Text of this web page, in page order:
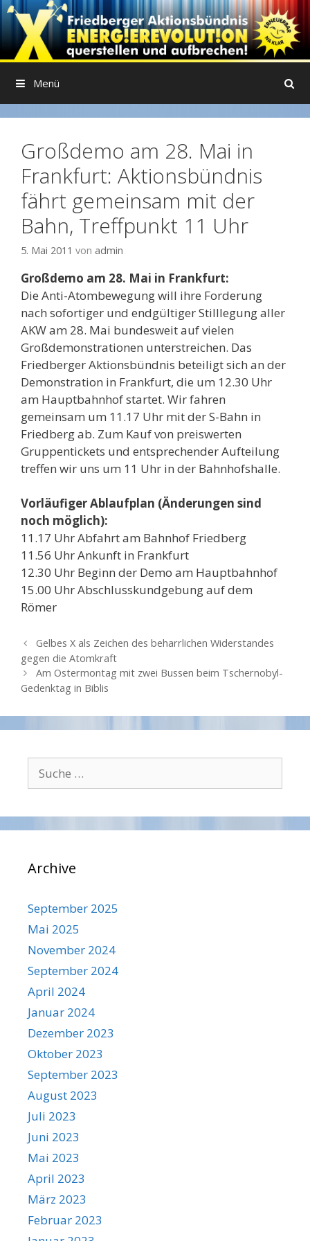
Springe
zum
Inhalt
Menü
Großdemo am 28. Mai in
Frankfurt: Aktionsbündnis
fährt gemeinsam mit der
Bahn, Treffpunkt 11 Uhr
5. Mai 2011 von admin
Großdemo am 28. Mai in Frankfurt:
Die Anti-Atombewegung will ihre Forderung
nach sofortiger und endgültiger Stilllegung aller
AKW am 28. Mai bundesweit auf vielen
Großdemonstrationen unterstreichen. Das
Friedberger Aktionsbündnis beteiligt sich an der
Demonstration in Frankfurt, die um 12.30 Uhr
am Hauptbahnhof startet. Wir fahren
gemeinsam um 11.17 Uhr mit der S-Bahn in
Friedberg ab. Zum Kauf von preiswerten
Gruppentickets und entsprechender Aufteilung
treffen wir uns um 11 Uhr in der Bahnhofshalle.
Vorläufiger Ablaufplan (Änderungen sind
noch möglich):
11.17 Uhr Abfahrt am Bahnhof Friedberg
11.56 Uhr Ankunft in Frankfurt
12.30 Uhr Beginn der Demo am Hauptbahnhof
15.00 Uhr Abschlusskundgebung auf dem
Römer
B
e
t
a
g
i
g
Gelbes X als Zeichen des beharrlichen Widerstandes
gegen die Atomkraft
Am Ostermontag mit zwei Bussen beim Tschernobyl-
Gedenktag in Biblis
h
e
a
h
:
Archive
September 2025
Mai 2025
November 2024
September 2024
April 2024
Januar 2024
Dezember 2023
Oktober 2023
September 2023
August 2023
Juli 2023
Juni 2023
Mai 2023
April 2023
März 2023
Februar 2023